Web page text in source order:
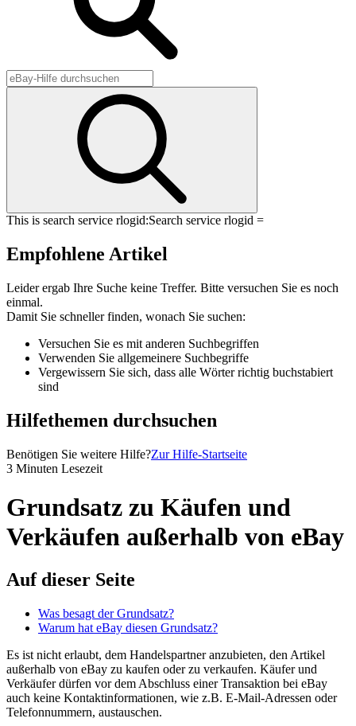
This is search service rlogid:Search service rlogid =
Empfohlene Artikel
Leider ergab Ihre Suche keine Treffer. Bitte versuchen Sie es noch
einmal.
Damit Sie schneller finden, wonach Sie suchen:
Versuchen Sie es mit anderen Suchbegriffen
Verwenden Sie allgemeinere Suchbegriffe
Vergewissern Sie sich, dass alle Wörter richtig buchstabiert
sind
Hilfethemen durchsuchen
Benötigen Sie weitere Hilfe?Zur Hilfe-Startseite
3 Minuten Lesezeit
Grundsatz zu Käufen und
Verkäufen außerhalb von eBay
Auf dieser Seite
Was besagt der Grundsatz?
Warum hat eBay diesen Grundsatz?
Es ist nicht erlaubt, dem Handelspartner anzubieten, den Artikel
außerhalb von eBay zu kaufen oder zu verkaufen. Käufer und
Verkäufer dürfen vor dem Abschluss einer Transaktion bei eBay
auch keine Kontaktinformationen, wie z.B. E-Mail-Adressen oder
Telefonnummern, austauschen.